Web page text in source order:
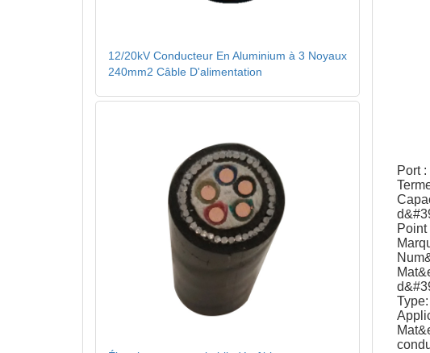
Port :
Type:
12/20kV Conducteur En Aluminium à 3 Noyaux
240mm2 Câble D'alimentation